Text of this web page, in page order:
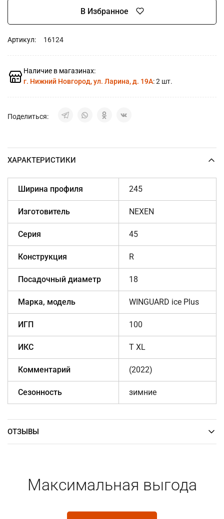
В Избранное
Артикул: 16124
Наличие в магазинах:
г. Нижний Новгород, ул. Ларина, д. 19А: 2 шт.
Поделиться:
ХАРАКТЕРИСТИКИ
Ширина профиля 245
Изготовитель NEXEN
Серия 45
Конструкция R
Посадочный диаметр 18
Марка, модель WINGUARD ice Plus
ИГП 100
ИКС T XL
Комментарий (2022)
Сезонность зимние
ОТЗЫВЫ
Максимальная выгода